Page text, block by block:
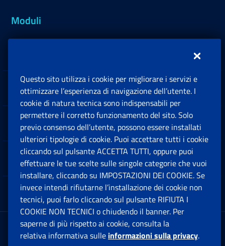
Moduli
Sedi e Contatti
Software
Note Legali
App mobile
Sede Legale : Via Ciro il Grande, 21
00144 Roma
Questo sito utilizza i cookie per migliorare i servizi e
ottimizzare l’esperienza di navigazione dell’utente. I
cookie di natura tecnica sono indispensabili per
permettere il corretto funzionamento del sito. Solo
previo consenso dell’utente, possono essere installati
ulteriori tipologie di cookie. Puoi accettare tutti i cookie
cliccando sul pulsante ACCETTA TUTTI, oppure puoi
effettuare le tue scelte sulle singole categorie che vuoi
installare, cliccando su IMPOSTAZIONI DEI COOKIE. Se
invece intendi rifiutarne l’installazione dei cookie non
tecnici, puoi farlo cliccando sul pulsante RIFIUTA I
COOKIE NON TECNICI o chiudendo il banner. Per
saperne di più rispetto ai cookie, consulta la
relativa informativa sulle informazioni sulla privacy.